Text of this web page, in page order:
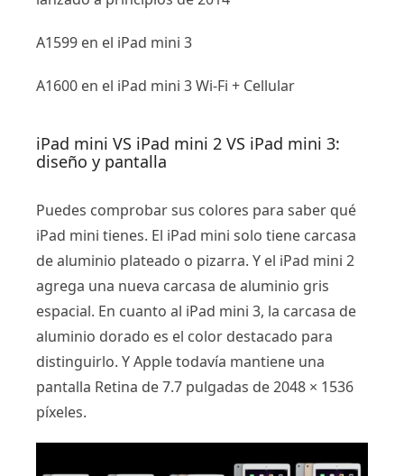
A1599 en el iPad mini 3
A1600 en el iPad mini 3 Wi-Fi + Cellular
iPad mini VS iPad mini 2 VS iPad mini 3:
diseño y pantalla
Puedes comprobar sus colores para saber qué
iPad mini tienes. El iPad mini solo tiene carcasa
de aluminio plateado o pizarra. Y el iPad mini 2
agrega una nueva carcasa de aluminio gris
espacial. En cuanto al iPad mini 3, la carcasa de
aluminio dorado es el color destacado para
distinguirlo. Y Apple todavía mantiene una
pantalla Retina de 7.7 pulgadas de 2048 × 1536
píxeles.